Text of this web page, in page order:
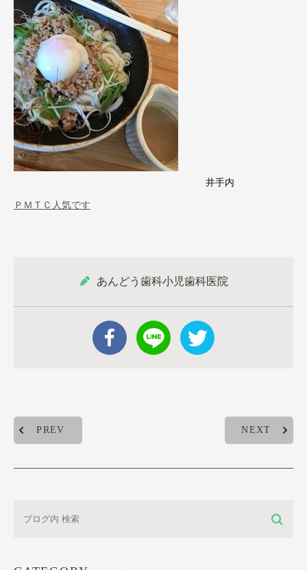
井手内
ＰＭＴＣ人気です
あんどう歯科小児歯科医院
PREV NEXT